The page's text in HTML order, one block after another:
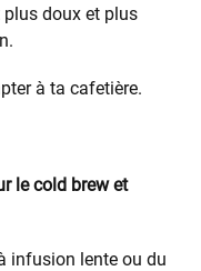
doux et plus
à ta cafetière.
le cold brew et
infusion lente ou du